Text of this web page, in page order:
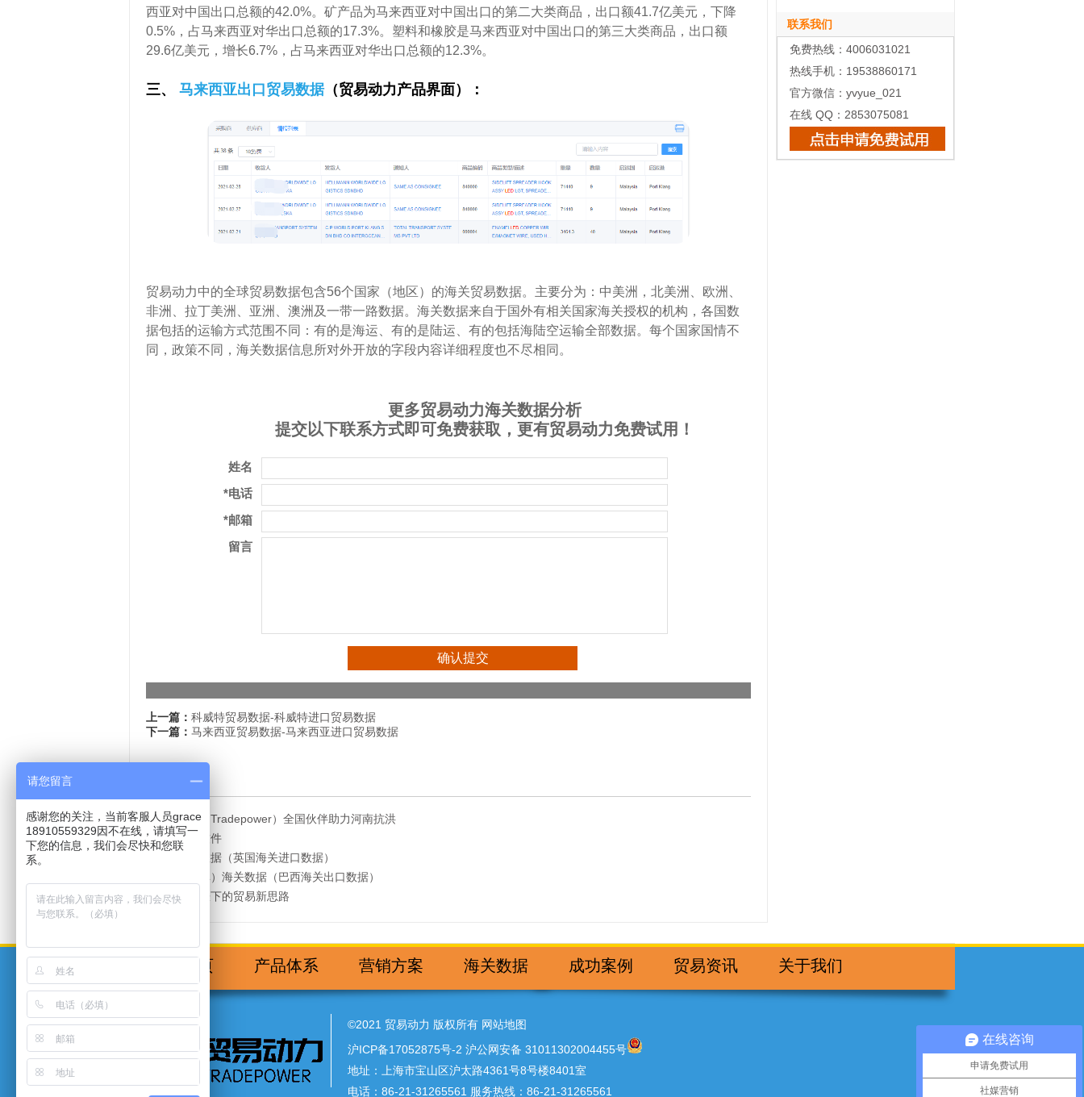
西亚对中国出口总额的42.0%。矿产品为马来西亚对中国出口的第二大类商品，出口额41.7亿美元，下降
0.5%，占马来西亚对华出口总额的17.3%。塑料和橡胶是马来西亚对中国出口的第三大类商品，出口额
29.6亿美元，增长6.7%，占马来西亚对华出口总额的12.3%。
三、 马来西亚出口贸易数据（贸易动力产品界面）：
贸易动力中的全球贸易数据包含56个国家（地区）的海关贸易数据。主要分为：中美洲，北美洲、欧洲、
非洲、拉丁美洲、亚洲、澳洲及一带一路数据。海关数据来自于国外有相关国家海关授权的机构，各国数
据包括的运输方式范围不同：有的是海运、有的是陆运、有的包括海陆空运输全部数据。每个国家国情不
同，政策不同，海关数据信息所对外开放的字段内容详细程度也不尽相同。
更多贸易动力海关数据分析
提交以下联系方式即可免费获取，更有贸易动力免费试用！
姓名
*电话
*邮箱
留言
上一篇： 科威特贸易数据-科威特进口贸易数据
下一篇： 马来西亚贸易数据-马来西亚进口贸易数据
相关资讯
贸易动力（Tradepower）全国伙伴助力河南抗洪
上海外贸软件
英国海关数据（英国海关进口数据）
巴西（提单）海关数据（巴西海关出口数据）
海运费暴涨下的贸易新思路
联系我们
免费热线：4006031021
热线手机：19538860171
官方微信：yvyue_021
在线 QQ：2853075081
网站首页 产品体系 营销方案 海关数据 成功案例 贸易资讯 关于我们
©2021 贸易动力 版权所有 网站地图
沪ICP备17052875号-2 沪公网安备 31011302004455号
地址：上海市宝山区沪太路4361号8号楼8401室
电话：86-21-31265561 服务热线：86-21-31265561
在线咨询
申请免费试用
社媒营销
请您留言
感谢您的关注，当前客服人员grace
18910559329因不在线，请填写一
下您的信息，我们会尽快和您联
系。